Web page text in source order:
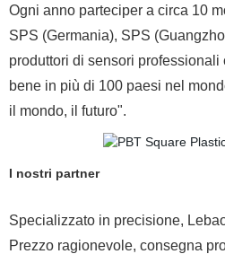
Ogni anno parteciper a circa 10
SPS (Germania), SPS
produttori di sensori
bene in più di 100 paesi nel
il mondo, il futuro".
I nostri partner
Specializzato in precisione,
Prezzo ragionevole, consegna